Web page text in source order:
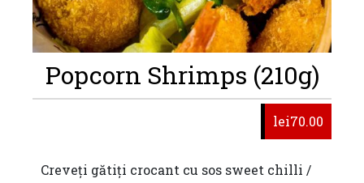
Popcorn Shrimps (210g)
lei70.00
Creveţi gătiţi crocant cu sos sweet chilli /